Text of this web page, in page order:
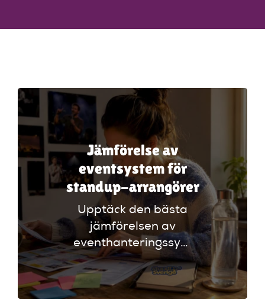
Jämförelse av
eventsystem för
standup-arrangörer
Upptäck den bästa
jämförelsen av
eventhanteringssystem
för standup-
arrangörer. Få
insikter om